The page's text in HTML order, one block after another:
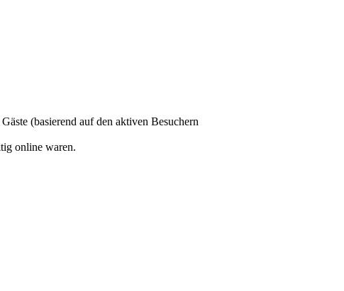
(basierend auf den aktiven Besuchern
online waren.